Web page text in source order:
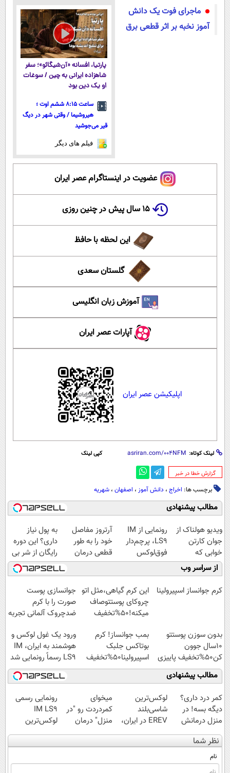
شد!
شد
ماجرای فوت یک دانش
آموز نخبه بر اثر قطعی برق
پارتیا، افسانه «آن‌شیگائو»؛ سفر
شاهزاده ایرانی به چین / سوغات
او یک دین بود
ساعت ۸:۱۵ ششم اوت ؛
هیروشیما / وقتی شهر در دیگ
قیر می‌جوشید
فیلم های دیگر
عضویت در اینستاگرام عصر ایران
۱۵ سال پیش در چنین روزی
این لحظه با حافظ
گلستان سعدی
آموزش زبان انگلیسی
آپارات عصر ایران
اپلیکیشن عصر ایران
لینک کوتاه: کپی لینک
‌گزارش خطا در خبر
برچسب ها: اخراج ، دانش آموز ، اصفهان ، شهریه
مطالب پیشنهادی
ویدیو هولناک از
جوان کارتن
خوابی که
میلیاردر شد.
آموزش رایگان
رونمایی از IM
LS9، پرچم‌دار
فوق‌لوکس
EREV وارد بازار
ایران شد
آرتروز مفاصل
خود را به طور
قطعی درمان
کنید!
◗پرسش‌نامه◖
به پول نیاز
داری؟ این دوره
رایگان از شر بی
پولی خلاصت
میکنه
از سراسر وب
کرم جوانساز اسپیرولینا
این کرم گیاهی،مثل اتو
چروکای پوستتوصاف
میکنه!50%تخفیف
جوانسازی پوست
صورت را با کرم
ضدچروک آلمانی تجربه
بدون سوزن پوستتو
10سال جوون
کن50%تخفیف پاییزی
بمب جوانساز! کرم
بوتاکس جلبک
اسپیرولینا50%تخفیف
ورود یک غول لوکس و
هوشمند به ایران، IM
LS9 رسماً رونمایی شد
مطالب پیشنهادی
کمر درد داری؟
دیگه بسه! در
منزل درمانش
کن
(◀پرسش‌نامه)
لوکس‌ترین
شاسی‌بلند
EREV در ایران،
توسط نیکا موتور
رونمایی شد!
میخوای
کمردردت رو "در
منزل" درمان
کنی؟ (◂فیلم +
◂پرسش‌نامه)
رونمایی رسمی
IM LS9
لوکس‌ترین
EREV در ایران
نظر شما
نام